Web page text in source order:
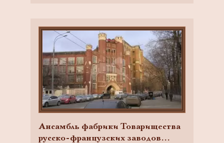
Ансамбль фабрики Товарищества
русско-французских заводов